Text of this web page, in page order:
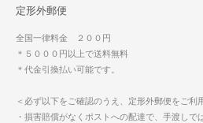
定形外郵便
全国一律料金 ２００円
＊５０００円以上で送料無料
＊代金引換払い可能です。
＜必ず以下をご確認のうえ、定形外郵便をご利
・損害賠償がなくポストへの配達で、手渡しで